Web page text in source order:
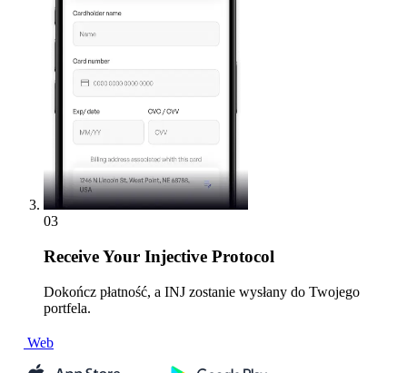
03
ReceiveYour Injective Protocol
Dokończ płatność, a INJ zostanie wysłany do Twojego
portfela.
Web